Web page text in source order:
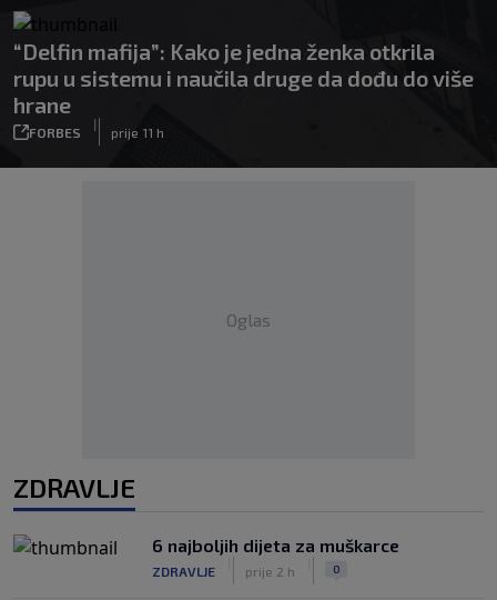
“Delfin mafija”: Kako je jedna ženka otkrila
rupu u sistemu i naučila druge da dođu do više
hrane
FORBES
|
prije 11 h
Oglas
ZDRAVLJE
6 najboljih dijeta za muškarce
ZDRAVLJE prije 2 h 0